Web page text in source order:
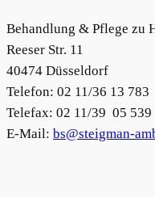
Behandlung & Pflege zu
Reeser Str. 11
40474 Düsseldorf
Telefon: 02 11/36 13 783
Telefax: 02 11/39 05 539
E-Mail: bs@steigman-